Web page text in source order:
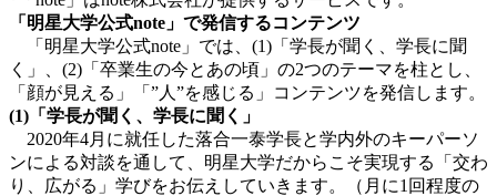
「明星大学公式note」で発信するコンテンツ
「明星大学公式note」では、(1)「学長が聞く、学長に聞
く」、(2)「卒業生の今とあの頃」の2つのテーマを柱とし、
「顔が見える」「”人”を感じる」コンテンツを発信します。
(1)「学長が聞く、学長に聞く」
2020年4月に就任した落合一泰学長と学内外のキーパーソ
ンによる対談を通して、明星大学だからこそ実現する「交わ
り、広がる」学びをお伝えしていきます。（月に1回程度の